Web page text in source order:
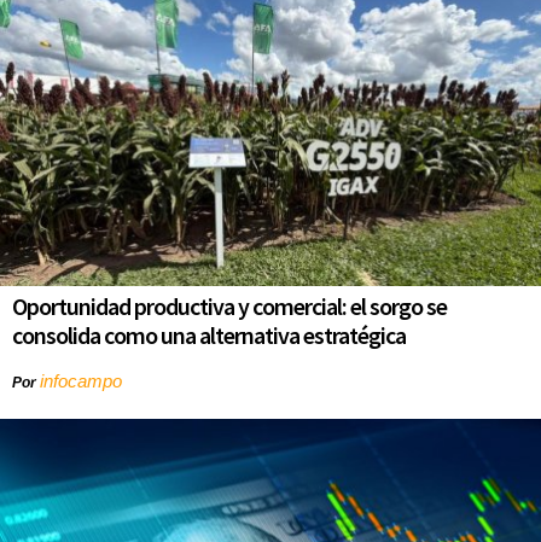
Oportunidad productiva y comercial: el sorgo se
consolida como una alternativa estratégica
Porinfocampo